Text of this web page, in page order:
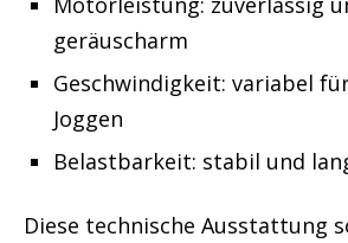
geräuscharm
Geschwindigkeit: variabel
Joggen
Belastbarkeit: stabil und
Diese technische Ausstattung